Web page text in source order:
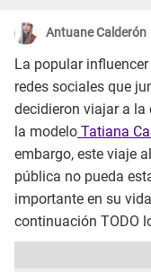
Antuane Calderón
La popular influencer
redes sociales que
decidieron viajar a
la modelo Tatiana
embargo, este viaje
pública no pueda
importante en su
continuación TODO